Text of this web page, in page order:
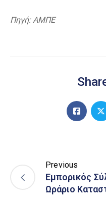
Πηγή: ΑΜΠΕ
Previous
Εμπορικός
Ωράριο